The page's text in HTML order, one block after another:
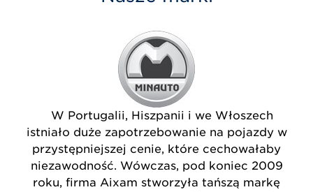
W Portugalii, Hiszpanii i we Włoszech
istniało duże zapotrzebowanie na pojazdy w
przystępniejszej cenie, które cechowałaby
niezawodność. Wówczas, pod koniec 2009
roku, firma Aixam stworzyła tańszą markę